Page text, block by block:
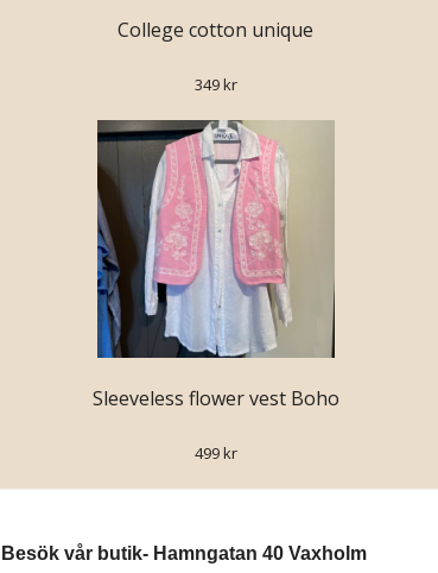
College cotton unique
349 kr
Sleeveless flower vest Boho
499 kr
Besök vår butik- Hamngatan 40 Vaxholm